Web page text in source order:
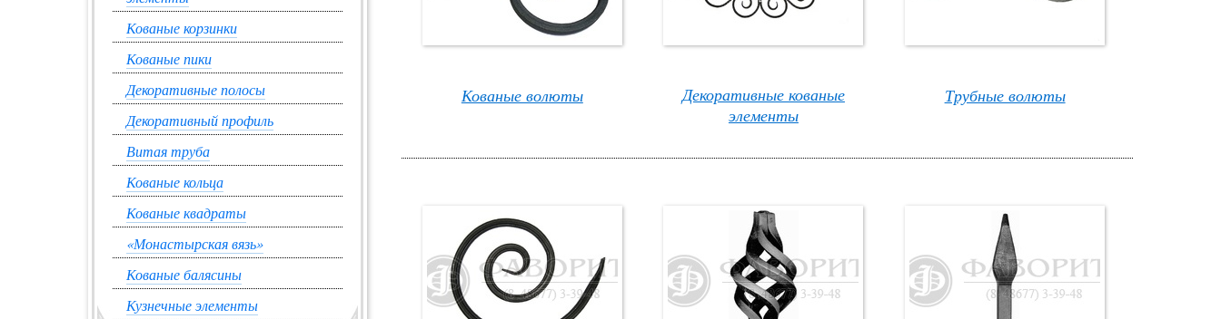
Кованые корзинки
Кованые пики
Декоративные полосы
Декоративный профиль
Витая труба
Кованые кольца
Кованые квадраты
«Монастырская вязь»
Кованые балясины
Кузнечные элементы
Кованые волюты
Декоративные кованые
элементы
Трубные волюты